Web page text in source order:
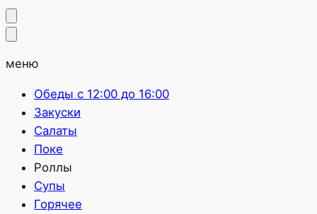
меню
Обеды с 12:00 до 16:00
Закуски
Салаты
Поке
Роллы
Супы
Горячее